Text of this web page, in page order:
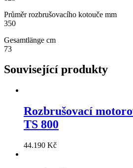
Průměr rozbrušovacího kotouče mm
350
Gesamtlänge cm
73
Související produkty
Rozbrušovací
TS 800
44.190 Kč